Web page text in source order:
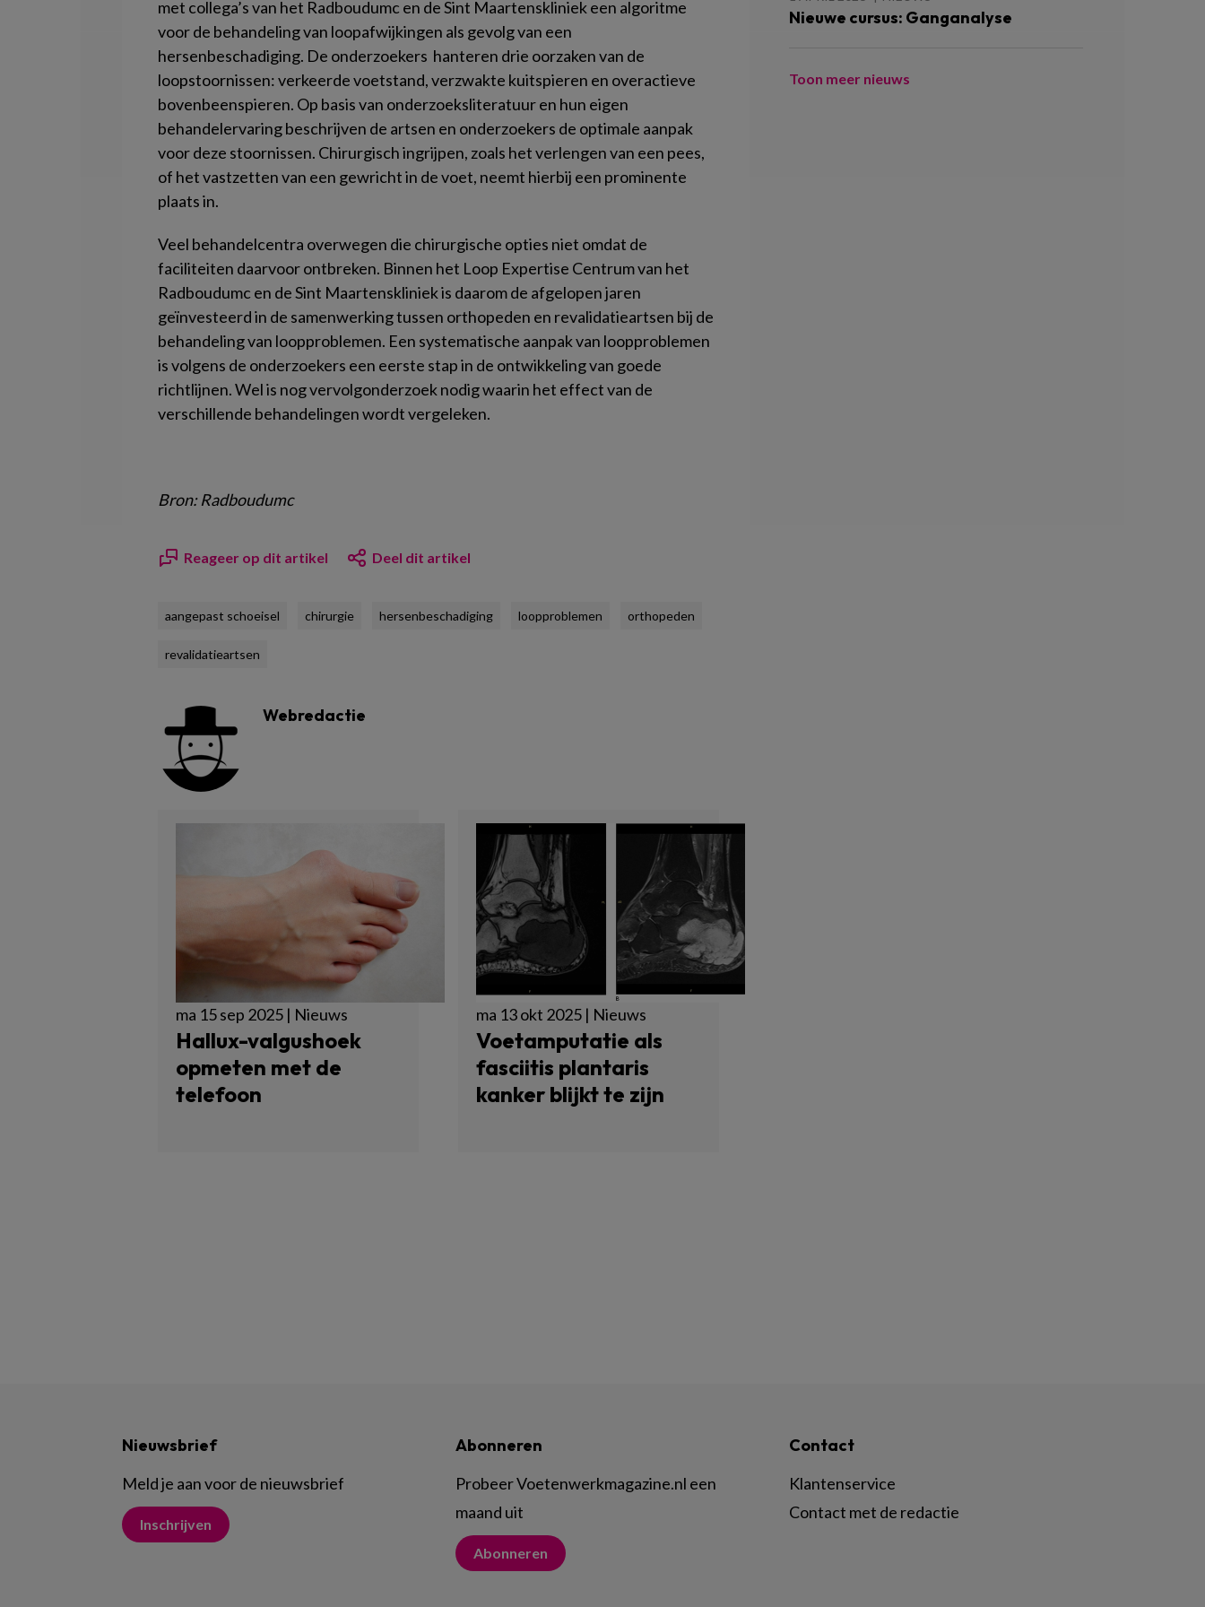
met collega’s van het Radboudumc en de Sint Maartenskliniek een algoritme
voor de behandeling van loopafwijkingen als gevolg van een
hersenbeschadiging. De onderzoekers hanteren drie oorzaken van de
loopstoornissen: verkeerde voetstand, verzwakte kuitspieren en overactieve
bovenbeenspieren. Op basis van onderzoeksliteratuur en hun eigen
behandelervaring beschrijven de artsen en onderzoekers de optimale aanpak
voor deze stoornissen. Chirurgisch ingrijpen, zoals het verlengen van een pees,
of het vastzetten van een gewricht in de voet, neemt hierbij een prominente
plaats in.
Veel behandelcentra overwegen die chirurgische opties niet omdat de
faciliteiten daarvoor ontbreken. Binnen het Loop Expertise Centrum van het
Radboudumc en de Sint Maartenskliniek is daarom de afgelopen jaren
geïnvesteerd in de samenwerking tussen orthopeden en revalidatieartsen bij de
behandeling van loopproblemen. Een systematische aanpak van loopproblemen
is volgens de onderzoekers een eerste stap in de ontwikkeling van goede
richtlijnen. Wel is nog vervolgonderzoek nodig waarin het effect van de
verschillende behandelingen wordt vergeleken.
Bron: Radboudumc
Reageer op dit artikel Deel dit artikel
aangepast schoeisel chirurgie hersenbeschadiging loopproblemen orthopeden
revalidatieartsen
Webredactie
ma 15 sep 2025 | Nieuws
Hallux-valgushoek
opmeten met de
telefoon
ma 13 okt 2025 | Nieuws
Voetamputatie als
fasciitis plantaris
kanker blijkt te zijn
Nieuwe cursus: Ganganalyse
Toon meer nieuws
Nieuwsbrief
Meld je aan voor de nieuwsbrief
Inschrijven
Abonneren
Probeer Voetenwerkmagazine.nl een
maand uit
Abonneren
Contact
Klantenservice
Contact met de redactie